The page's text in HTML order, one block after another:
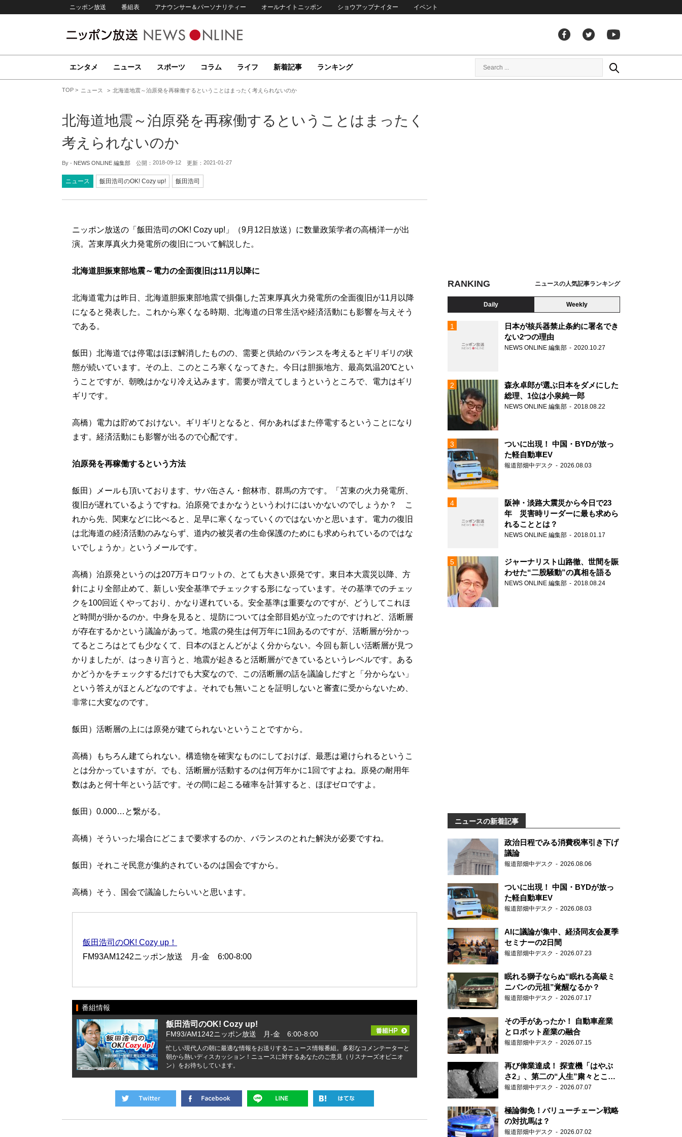
ニッポン放送 番組表 アナウンサー＆パーソナリティー オールナイトニッポン ショウアップナイター イベント
エンタメ ニュース スポーツ コラム ライフ 新着記事 ランキング
TOP ニュース 北海道地震～泊原発を再稼働するということはまったく考えられないのか
北海道地震～泊原発を再稼働するということはまったく
考えられないのか
By - NEWS ONLINE 編集部 公開： 2018-09-12 更新： 2021-01-27
ニュース 飯田浩司のOK! Cozy up! 飯田浩司
ニッポン放送の「飯田浩司のOK! Cozy up!」（9月12日放送）に数量政策学者の高橋洋一が出
演。苫東厚真火力発電所の復旧について解説した。
北海道胆振東部地震～電力の全面復旧は11月以降に
北海道電力は昨日、北海道胆振東部地震で損傷した苫東厚真火力発電所の全面復旧が11月以降
になると発表した。これから寒くなる時期、北海道の日常生活や経済活動にも影響を与えそう
である。
飯田）北海道では停電はほぼ解消したものの、需要と供給のバランスを考えるとギリギリの状
態が続いています。その上、このところ寒くなってきた。今日は胆振地方、最高気温20℃とい
うことですが、朝晩はかなり冷え込みます。需要が増えてしまうというところで、電力はギリ
ギリです。
高橋）電力は貯めておけない。ギリギリとなると、何かあればまた停電するということになり
ます。経済活動にも影響が出るので心配です。
泊原発を再稼働するという方法
飯田）メールも頂いております、サバ缶さん・館林市、群馬の方です。「苫東の火力発電所、
復旧が遅れているようですね。泊原発でまかなうというわけにはいかないのでしょうか？ こ
れから先、関東などに比べると、足早に寒くなっていくのではないかと思います。電力の復旧
は北海道の経済活動のみならず、道内の被災者の生命保護のためにも求められているのではな
いでしょうか」というメールです。
高橋）泊原発というのは207万キロワットの、とても大きい原発です。東日本大震災以降、方
針により全部止めて、新しい安全基準でチェックする形になっています。その基準でのチェッ
クを100回近くやっており、かなり遅れている。安全基準は重要なのですが、どうしてこれほ
ど時間が掛かるのか。中身を見ると、堤防については全部目処が立ったのですけれど、活断層
が存在するかという議論があって。地震の発生は何万年に1回あるのですが、活断層が分かっ
てるところはとても少なくて、日本のほとんどがよく分からない。今回も新しい活断層が見つ
かりましたが、はっきり言うと、地震が起きると活断層ができているというレベルです。ある
かどうかをチェックするだけでも大変なので、この活断層の話を議論しだすと「分からない」
という答えがほとんどなのですよ。それでも無いことを証明しないと審査に受からないため、
非常に大変なのです。
飯田）活断層の上には原発が建てられないということですから。
高橋）もちろん建てられない。構造物を確実なものにしておけば、最悪は避けられるというこ
とは分かっていますが。でも、活断層が活動するのは何万年かに1回ですよね。原発の耐用年
数はあと何十年という話です。その間に起こる確率を計算すると、ほぼゼロですよ。
飯田）0.000…と繋がる。
高橋）そういった場合にどこまで要求するのか、バランスのとれた解決が必要ですね。
飯田）それこそ民意が集約されているのは国会ですから。
高橋）そう、国会で議論したらいいと思います。
飯田浩司のOK! Cozy up！
FM93AM1242ニッポン放送 月-金 6:00-8:00
番組情報
飯田浩司のOK! Cozy up!
FM93/AM1242ニッポン放送 月-金 6:00-8:00
忙しい現代人の朝に最適な情報をお送りするニュース情報番組。多彩なコメンテーターと
朝から熱いディスカッション！ニュースに対するあなたのご意見（リスナーズオピニオ
ン）をお待ちしています。
RANKING ニュースの人気記事ランキング
Daily Weekly
日本が核兵器禁止条約に署名でき
ない2つの理由
NEWS ONLINE 編集部 2020.10.27
森永卓郎が選ぶ日本をダメにした
総理、1位は小泉純一郎
NEWS ONLINE 編集部 2018.08.22
ついに出現！ 中国・BYDが放っ
た軽自動車EV
報道部畑中デスク 2026.08.03
阪神・淡路大震災から今日で23
年 災害時リーダーに最も求めら
れることとは？
NEWS ONLINE 編集部 2018.01.17
ジャーナリスト山路徹、世間を賑
わせた“二股騒動”の真相を語る
NEWS ONLINE 編集部 2018.08.24
ニュースの新着記事
政治日程でみる消費税率引き下げ
議論
報道部畑中デスク 2026.08.06
ついに出現！ 中国・BYDが放っ
た軽自動車EV
報道部畑中デスク 2026.08.03
AIに議論が集中、経済同友会夏季
セミナーの2日間
報道部畑中デスク 2026.07.23
眠れる獅子ならぬ“眠れる高級ミ
ニバンの元祖”覚醒なるか？
報道部畑中デスク 2026.07.17
その手があったか！ 自動車産業
とロボット産業の融合
報道部畑中デスク 2026.07.15
再び偉業達成！ 探査機「はやぶ
さ2」、第二の“人生”粛々とこな
す
報道部畑中デスク 2026.07.07
極論御免！バリューチェーン戦略
の対抗馬は？
報道部畑中デスク 2026.07.02